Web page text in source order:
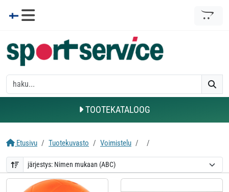
TOOTEKATALOOG
Etusivu Tuotekuvasto Voimistelu